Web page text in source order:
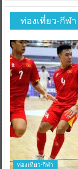
ท่องเที่ยว-กีฬา
ท่องเที่ยว-กีฬา